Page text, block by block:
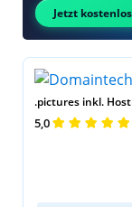
Jetzt
.pictures inkl.
5,0